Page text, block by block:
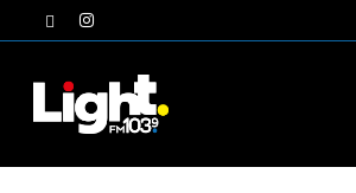
to
twitterinstagram